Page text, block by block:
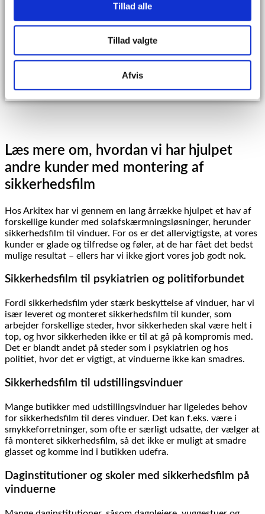
Tillad alle
Tillad valgte
Afvis
Læs mere om, hvordan vi har hjulpet
andre kunder med montering af
sikkerhedsfilm
Hos Arkitex har vi gennem en lang årrække hjulpet et hav af
forskellige kunder med solafskærmningsløsninger, herunder
sikkerhedsfilm til vinduer. For os er det allervigtigste, at vores
kunder er glade og tilfredse og føler, at de har fået det bedst
mulige resultat – ellers har vi ikke gjort vores job godt nok.
Sikkerhedsfilm til psykiatrien og politiforbundet
Fordi sikkerhedsfilm yder stærk beskyttelse af vinduer, har vi
især leveret og monteret sikkerhedsfilm til kunder, som
arbejder forskellige steder, hvor sikkerheden skal være helt i
top, og hvor sikkerheden ikke er til at gå på kompromis med.
Det er blandt andet på steder som i psykiatrien og hos
politiet, hvor det er vigtigt, at vinduerne ikke kan smadres.
Sikkerhedsfilm til udstillingsvinduer
Mange butikker med udstillingsvinduer har ligeledes behov
for sikkerhedsfilm til deres vinduer. Det kan f.eks. være i
smykkeforretninger, som ofte er særligt udsatte, der vælger at
få monteret sikkerhedsfilm, så det ikke er muligt at smadre
glasset og komme ind i butikken udefra.
Daginstitutioner og skoler med sikkerhedsfilm på
vinduerne